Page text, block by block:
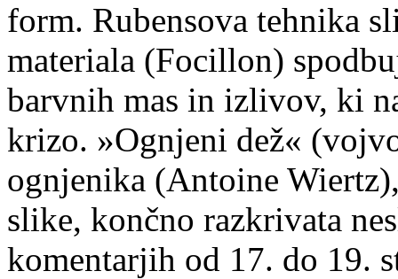
form. Rubensova tehnika
materiala (Focillon)
barvnih mas in izlivov, ki
krizo. »Ognjeni dež«
ognjenika (Antoine
slike, končno razkrivata
komentarjih od 17. do 19.